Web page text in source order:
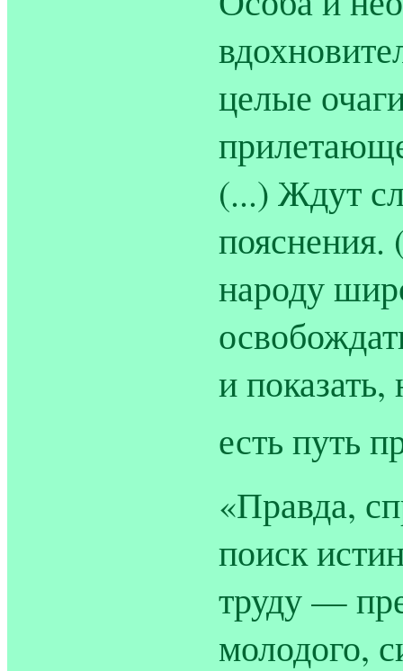
целые
(...) Ждут
пояснения.
народу
и показать,
есть путь
«Правда,
поиск
труду —
молодого,